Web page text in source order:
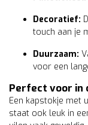
Decoratief:
touch aan je
Duurzaam:
voor een
Perfect voor in
Een kapstokje met
staat ook leuk in